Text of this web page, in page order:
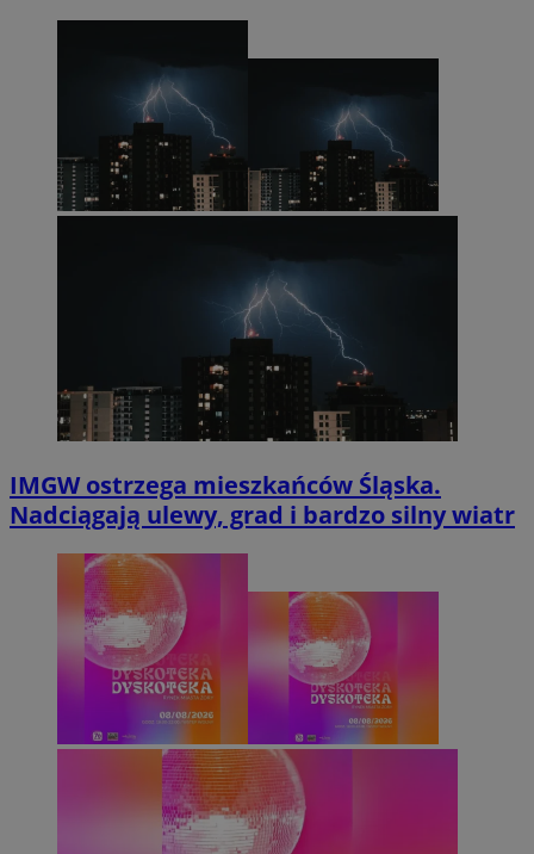
IMGW ostrzega mieszkańców Śląska.
Nadciągają ulewy, grad i bardzo silny wiatr